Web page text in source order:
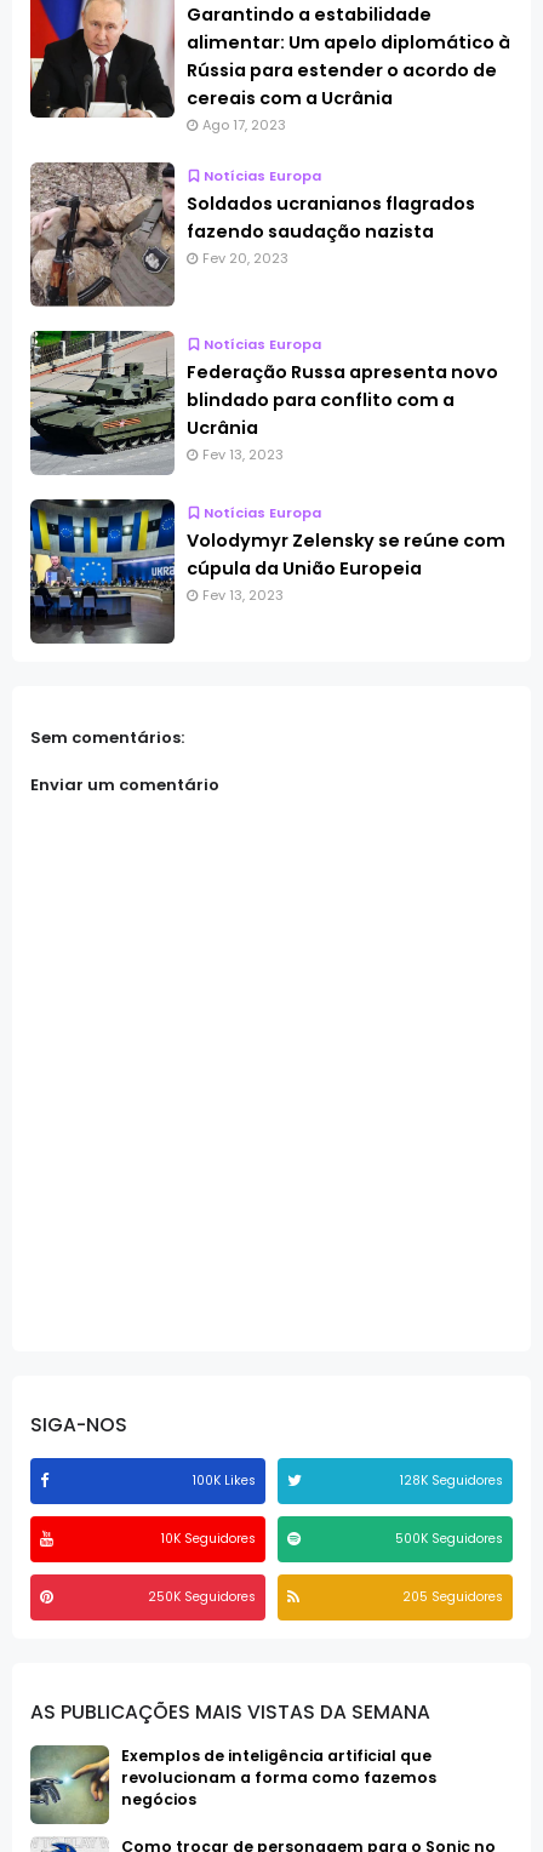
Garantindo a estabilidade
alimentar: Um apelo diplomático à
Rússia para estender o acordo de
cereais com a Ucrânia
Ago 17, 2023
Notícias Europa
Soldados ucranianos flagrados
fazendo saudação nazista
Fev 20, 2023
Notícias Europa
Federação Russa apresenta novo
blindado para conflito com a
Ucrânia
Fev 13, 2023
Notícias Europa
Volodymyr Zelensky se reúne com
cúpula da União Europeia
Fev 13, 2023
Sem comentários:
Enviar um comentário
SIGA-NOS
100K Likes 128K Seguidores
10K Seguidores 500K Seguidores
250K Seguidores 205 Seguidores
AS PUBLICAÇÕES MAIS VISTAS DA SEMANA
Exemplos de inteligência artificial que
revolucionam a forma como fazemos
negócios
Como trocar de personagem para o Sonic no